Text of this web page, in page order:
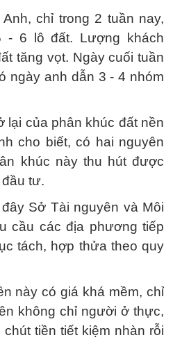
chỉ trong 2 tuần nay,
- 6 lô đất. Lượng khách
tăng vọt. Ngày cuối tuần
ngày anh dẫn 3 - 4 nhóm
lại của phân khúc đất nền
cho biết, có hai nguyên
khúc này thu hút được
tư.
Sở Tài nguyên và Môi
cầu các địa phương tiếp
tách, hợp thửa theo quy
này có giá khá mềm, chỉ
không chỉ người ở thực,
tiền tiết kiệm nhàn rỗi